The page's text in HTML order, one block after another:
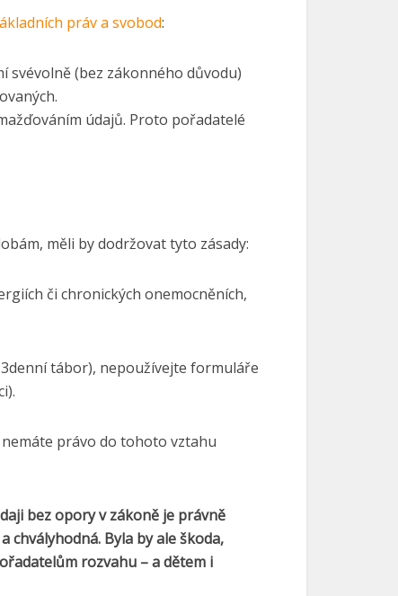
práv a svobod:
svévolně (bez zákonného důvodu)
údajů. Proto pořadatelé
měli by dodržovat tyto zásady:
či chronických onemocněních,
tábor), nepoužívejte formuláře
právo do tohoto vztahu
bez opory v zákoně je právně
Byla by ale škoda,
rozvahu – a dětem i